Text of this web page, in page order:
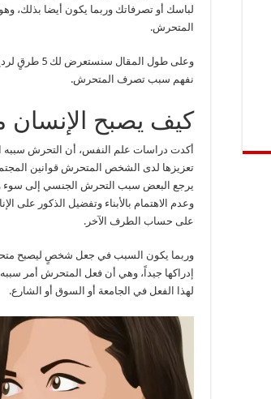
لباسك أو تصرفاتك وربما يكون أيضا
المتحرش.
وعلى طول
نفهم سبب تصرف المتحرش.
كيف يصبح الإنسان
أكدت دراسات علم النفس، أن التحرش
تعزيزها لدى الشخص المتحرش قوانين
يرجع البعض سبب التحرش الجنسي إلى سوء
وعدم الاهتمام بالأبناء وتفضيل الذكور على
على حساب الطرف الآخر.
وربما يكون السبب في جعل شخصٍ ليصبح
إدراكها جيداً، وهي أن فعل المتحرش أمر
لهذا الفعل في الجامعة أو السوق أو الشارع.